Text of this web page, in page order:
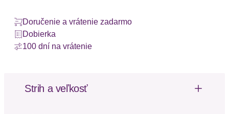
Doručenie a vrátenie zadarmo
Dobierka
100 dní na vrátenie
Strih a veľkosť